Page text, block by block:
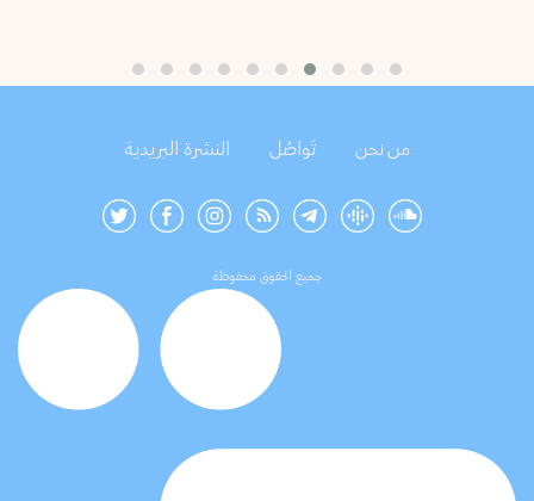
من نحن تَواصُل النشرة البريدية
جميع الحقوق محفوظة